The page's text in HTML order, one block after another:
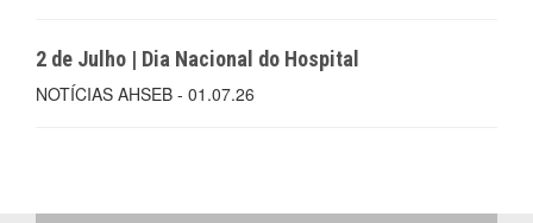
2 de Julho | Dia Nacional do Hospital
NOTÍCIAS AHSEB - 01.07.26